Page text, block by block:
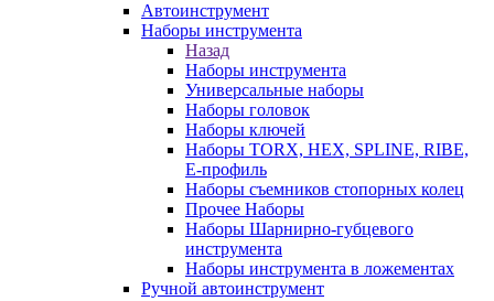
Автоинструмент
Наборы инструмента
Назад
Наборы инструмента
Универсальные наборы
Наборы головок
Наборы ключей
Наборы TORX, HEX, SPLINE, RIBE,
E-профиль
Наборы съемников стопорных колец
Прочее Наборы
Наборы Шарнирно-губцевого
инструмента
Наборы инструмента в ложементах
Ручной автоинструмент